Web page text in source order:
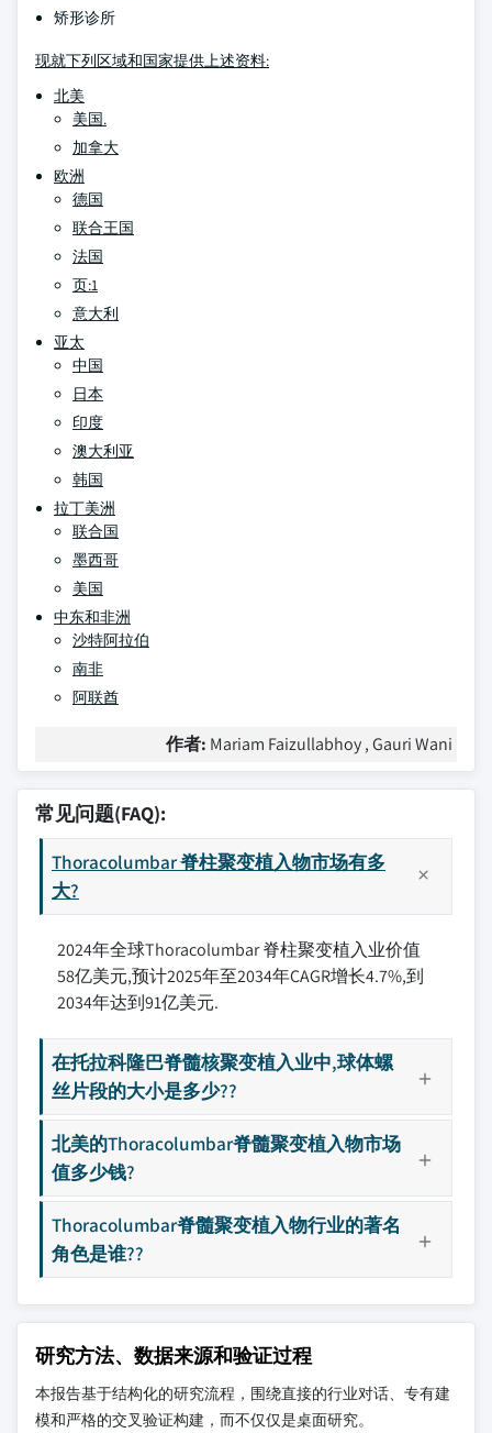
矫形诊所
现就下列区域和国家提供上述资料:
北美
美国.
加拿大
欧洲
德国
联合王国
法国
页:1
意大利
亚太
中国
日本
印度
澳大利亚
韩国
拉丁美洲
联合国
墨西哥
美国
中东和非洲
沙特阿拉伯
南非
阿联酋
作者: Mariam Faizullabhoy , Gauri Wani
常见问题(FAQ):
Thoracolumbar 脊柱聚变植入物市场有多
大?
2024年全球Thoracolumbar 脊柱聚变植入业价值
58亿美元,预计2025年至2034年CAGR增长4.7%,到
2034年达到91亿美元.
在托拉科隆巴脊髓核聚变植入业中,球体螺
丝片段的大小是多少??
北美的Thoracolumbar脊髓聚变植入物市场
值多少钱?
Thoracolumbar脊髓聚变植入物行业的著名
角色是谁??
研究方法、数据来源和验证过程
本报告基于结构化的研究流程，围绕直接的行业对话、专有建
模和严格的交叉验证构建，而不仅仅是桌面研究。